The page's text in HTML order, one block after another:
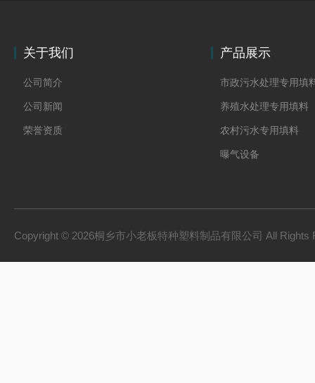
关于我们
公司简介
公司新闻
荣誉资质
产品展示
市政污水处理专用填
养殖水处理专用填料
农村污水专用填料
曝气设备
Copyright © 2026桐乡市小老板特种塑料制品有限公司 All